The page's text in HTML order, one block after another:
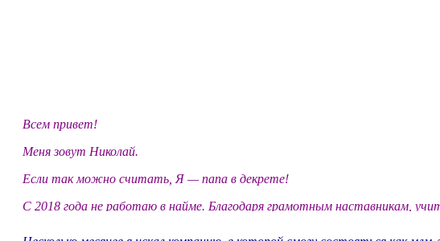
Всем привет!
Меня зовут Николай.
Если так можно считать, Я — папа в декрете!
С 2018 года не работаю в найме. Благодаря грамотным наставникам,